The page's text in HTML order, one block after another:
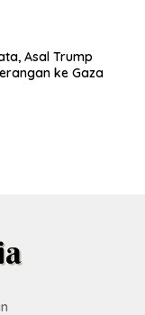
Asal Trump
ke Gaza